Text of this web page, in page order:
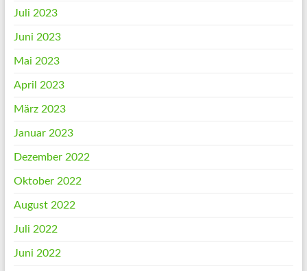
Juli 2023
Juni 2023
Mai 2023
April 2023
März 2023
Januar 2023
Dezember 2022
Oktober 2022
August 2022
Juli 2022
Juni 2022